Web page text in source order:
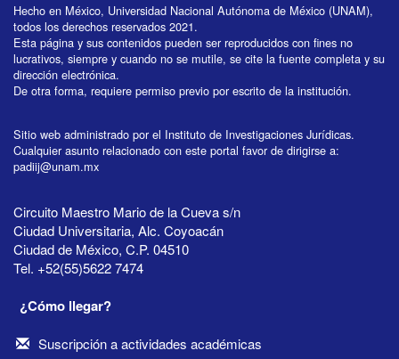
Hecho en México, Universidad Nacional Autónoma de México (UNAM),
todos los derechos reservados 2021.
Esta página y sus contenidos pueden ser reproducidos con fines no
lucrativos, siempre y cuando no se mutile, se cite la fuente completa y su
dirección electrónica.
De otra forma, requiere permiso previo por escrito de la institución.
Sitio web administrado por el Instituto de Investigaciones Jurídicas.
Cualquier asunto relacionado con este portal favor de dirigirse a:
padiij@unam.mx
Circuito Maestro Mario de la Cueva s/n
Ciudad Universitaria, Alc. Coyoacán
Ciudad de México, C.P. 04510
Tel. +52(55)5622 7474
¿Cómo llegar?
Suscripción a actividades académicas